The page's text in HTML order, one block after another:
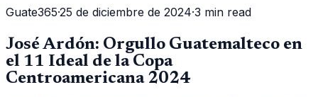
Guate365·25 de diciembre de 2024·3 min read
José Ardón: Orgullo Guatemalteco en
el 11 Ideal de la Copa
Centroamericana 2024